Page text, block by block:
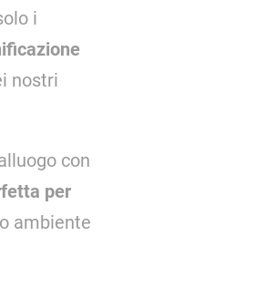
i
nostri
con
per
ambiente